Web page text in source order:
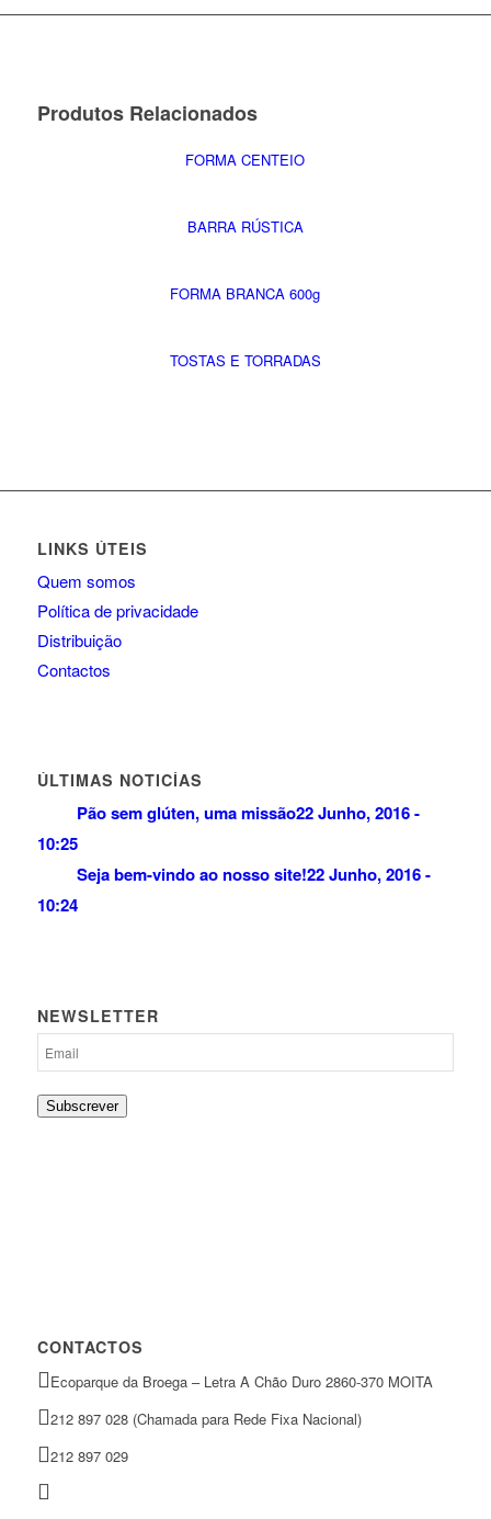
Produtos Relacionados
FORMA CENTEIO
BARRA RÚSTICA
FORMA BRANCA 600g
TOSTAS E TORRADAS
LINKS ÚTEIS
Quem somos
Política de privacidade
Distribuição
Contactos
ÚLTIMAS NOTICÍAS
Pão sem glúten, uma missão22 Junho, 2016 -
10:25
Seja bem-vindo ao nosso site!22 Junho, 2016 -
10:24
NEWSLETTER
Subscrever
CONTACTOS
Ecoparque da Broega – Letra A Chão Duro 2860-370 MOITA
212 897 028 (Chamada para Rede Fixa Nacional)
212 897 029